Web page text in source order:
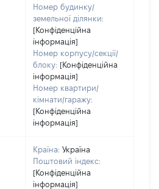
Номер будинку/
земельної ділянки:
[Конфіденційна
інформація]
Номер корпусу/секції/
блоку: [Конфіденційна
інформація]
Номер квартири/
кімнати/гаражу:
[Конфіденційна
інформація]
Країна: Україна
Поштовий індекс:
[Конфіденційна
інформація]